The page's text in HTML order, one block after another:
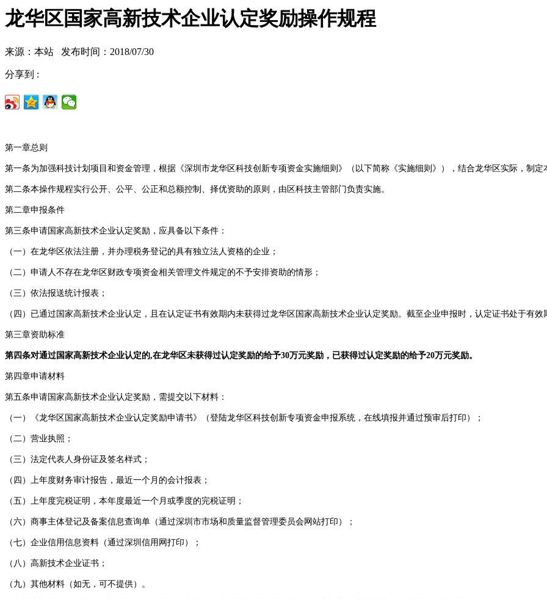
龙华区国家高新技术企业认定奖励操作规程
来源：本站 发布时间：2018/07/30
分享到 :
第一章总则
第一条为加强科技计划项目和资金管理，根据《深圳市龙华区科技创新专项资金实施细则》（以下简称《实施细则》），结合龙华区实际，制定
第二条本操作规程实行公开、公平、公正和总额控制、择优资助的原则，由区科技主管部门负责实施。
第二章申报条件
第三条申请国家高新技术企业认定奖励，应具备以下条件：
（一）在龙华区依法注册，并办理税务登记的具有独立法人资格的企业；
（二）申请人不存在龙华区财政专项资金相关管理文件规定的不予安排资助的情形；
（三）依法报送统计报表；
（四）已通过国家高新技术企业认定，且在认定证书有效期内未获得过龙华区国家高新技术企业认定奖励。截至企业申报时，认定证书处于有效
第三章资助标准
第四条对通过国家高新技术企业认定的,在龙华区未获得过认定奖励的给予30万元奖励，已获得过认定奖励的给予20万元奖励。
第四章申请材料
第五条申请国家高新技术企业认定奖励，需提交以下材料：
（一）《龙华区国家高新技术企业认定奖励申请书》（登陆龙华区科技创新专项资金申报系统，在线填报并通过预审后打印）；
（二）营业执照；
（三）法定代表人身份证及签名样式；
（四）上年度财务审计报告，最近一个月的会计报表；
（五）上年度完税证明，本年度最近一个月或季度的完税证明；
（六）商事主体登记及备案信息查询单（通过深圳市市场和质量监督管理委员会网站打印）；
（七）企业信用信息资料（通过深圳信用网打印）；
（八）高新技术企业证书；
（九）其他材料（如无，可不提供）。